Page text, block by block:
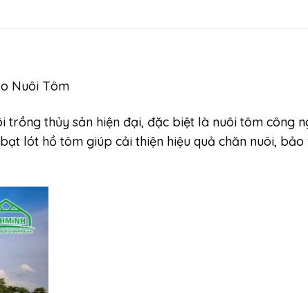
Nuôi Tôm
thủy sản hiện đại, đặc biệt là nuôi tôm công
lót hồ tôm giúp cải thiện hiệu quả chăn nuôi,